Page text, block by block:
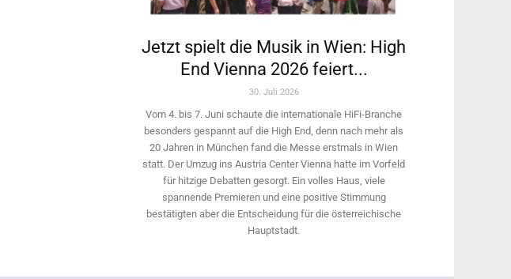
Jetzt spielt die Musik in Wien: High
End Vienna 2026 feiert...
30. Juli 2026
Vom 4. bis 7. Juni schaute die internationale HiFi-Branche
besonders gespannt auf die High End, denn nach mehr als
20 Jahren in München fand die Messe erstmals in Wien
statt. Der Umzug ins Austria Center Vienna hatte im Vorfeld
für hitzige Debatten gesorgt. Ein volles Haus, viele
spannende Premieren und eine positive Stimmung
bestätigten aber die Entscheidung für die österreichische
Hauptstadt.